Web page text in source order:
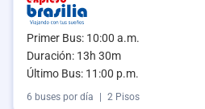
Primer Bus: 10:00 a.m.
Duración: 13h 30m
Último Bus: 11:00 p.m.
6 buses por día | 2 Pisos